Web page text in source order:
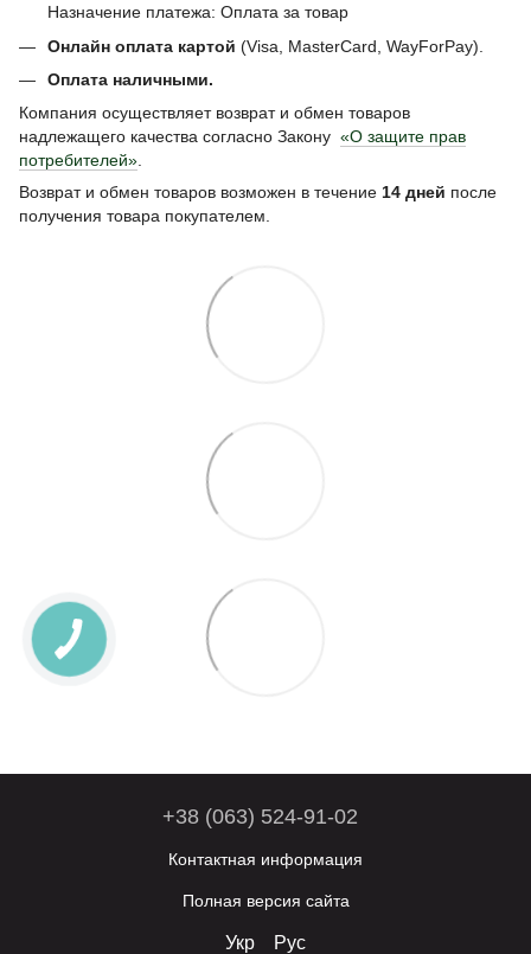
Назначение платежа: Оплата за товар
Онлайн оплата картой (Visa, MasterCard, WayForPay).
Оплата наличными.
Компания осуществляет возврат и обмен товаров
надлежащего качества согласно Закону «О защите прав
потребителей».
Возврат и обмен товаров возможен в течение 14 дней после
получения товара покупателем.
+38 (063) 524-91-02
Контактная информация
Полная версия сайта
Укр Рус